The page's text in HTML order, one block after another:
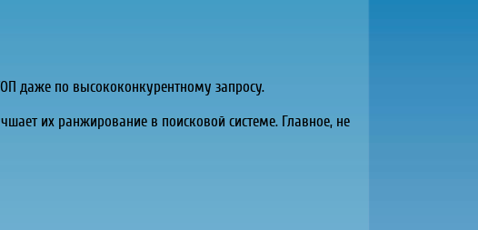
даже по высококонкурентному запросу.
их ранжирование в поисковой системе. Главное, не